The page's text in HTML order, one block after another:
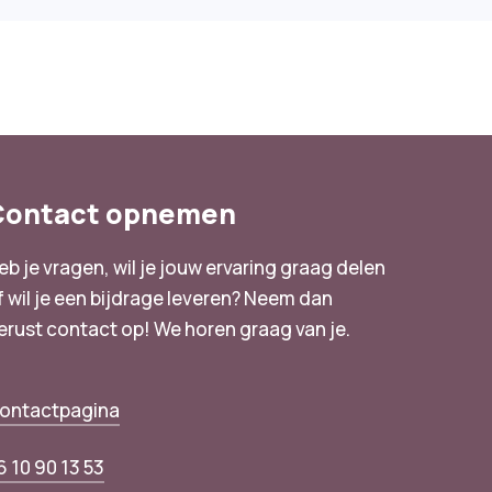
opnemen
je vragen, wil je jouw ervaring graag delen
wil je een bijdrage leveren? Neem dan
contact op! We horen graag van je.
10 90 13 53